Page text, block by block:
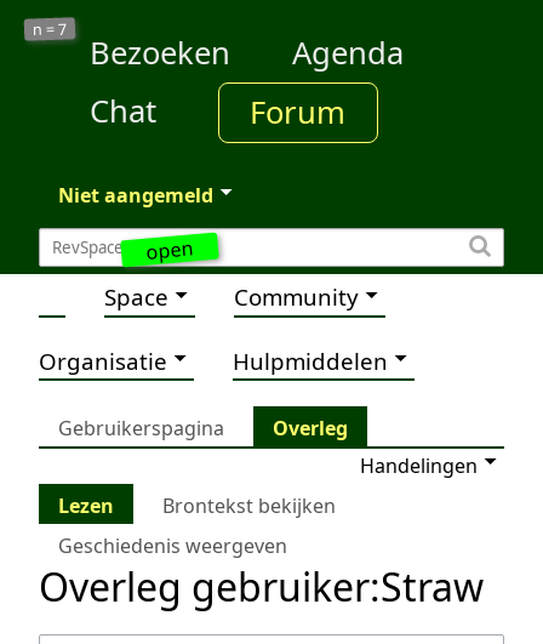
open
n =7
Bezoeken
Agenda
Chat
Forum
Niet aangemeld
Space Community
Organisatie Hulpmiddelen
Gebruikerspagina
Overleg
Handelingen
Lezen
Brontekst bekijken
Geschiedenis weergeven
Overleg gebruiker:Straw